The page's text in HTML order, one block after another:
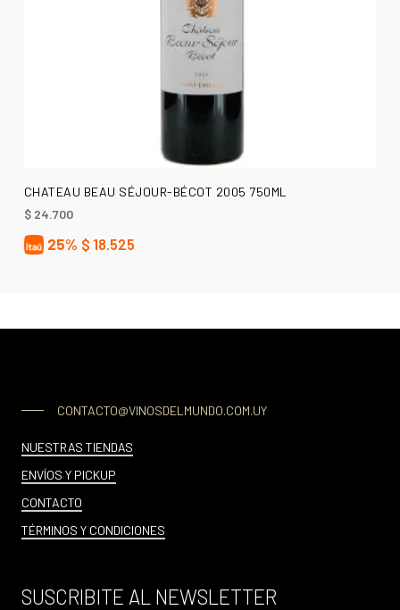
AÑADIR AL CARRITO
CHATEAU BEAU SÉJOUR-BÉCOT 2005 750ML
$24.700
25% $ 18.525
CONTACTO@VINOSDELMUNDO.COM.UY
NUESTRAS TIENDAS
ENVÍOS Y PICKUP
CONTACTO
TÉRMINOS Y CONDICIONES
SUSCRIBITE AL NEWSLETTER